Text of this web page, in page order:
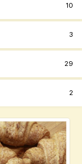
10
3
29
2